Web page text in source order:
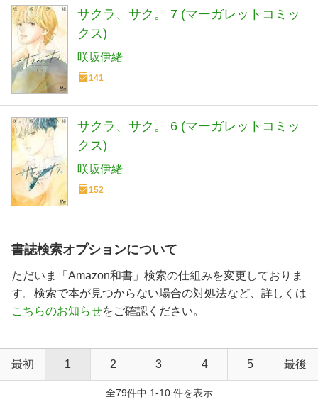
サクラ、サク。 7 (マーガレットコミッ
クス)
咲坂伊緒
141
サクラ、サク。 6 (マーガレットコミッ
クス)
咲坂伊緒
152
書誌検索オプションについて
ただいま「Amazon和書」検索の仕組みを変更しておりま
す。検索で本が見つからない場合の対処法など、詳しくは
こちらのお知らせをご確認ください。
最初 1 2 3 4 5 最後
全79件中 1-10 件を表示